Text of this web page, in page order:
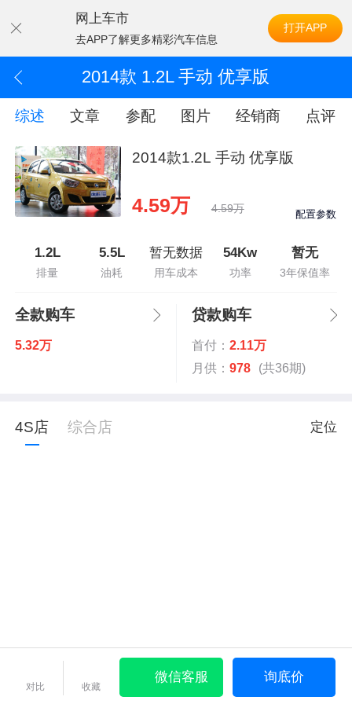
网上车市
去APP了解更多精彩汽车信息
打开APP
2014款 1.2L 手动 优享版
综述 文章 参配 图片 经销商 点评
2014款1.2L 手动 优享版
4.59万 4.59万 配置参数
1.2L
排量
5.5L
油耗
暂无数据
用车成本
54Kw
功率
暂无
3年保值率
全款购车
5.32万
贷款购车
首付： 2.11万
月供： 978 (共36期)
4S店 综合店 定位
对比 收藏
微信客服 询底价